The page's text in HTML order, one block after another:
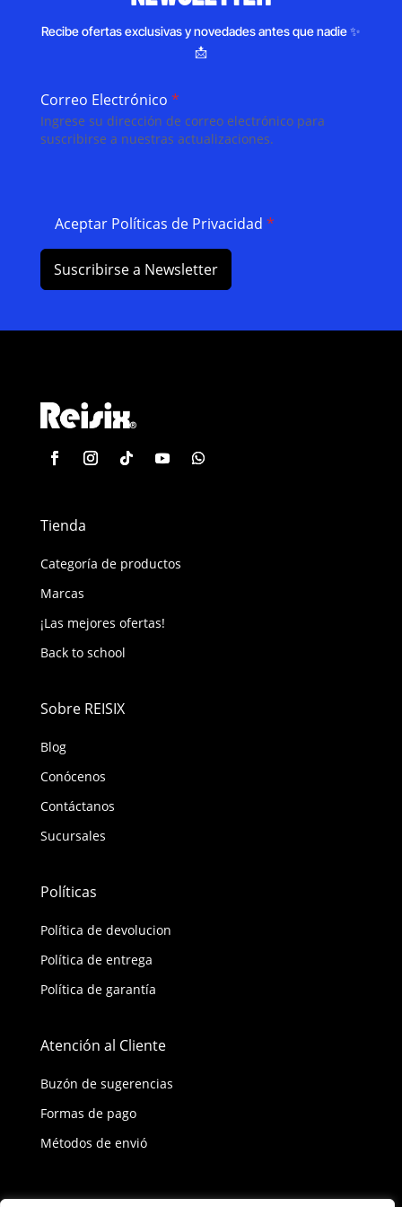
Recibe ofertas exclusivas y novedades antes que nadie ✨
📩
Correo Electrónico *
Ingrese su dirección de correo electrónico para
suscribirse a nuestras actualizaciones.
Aceptar Políticas de Privacidad *
Suscribirse a Newsletter
Tienda
Categoría de productos
Marcas
¡Las mejores ofertas!
Back to school
Sobre REISIX
Blog
Conócenos
Contáctanos
Sucursales
Políticas
Política de devolucion
Política de entrega
Política de garantía
Atención al Cliente
Buzón de sugerencias
Formas de pago
Métodos de envió